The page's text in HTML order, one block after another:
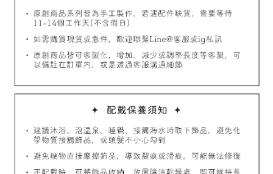
加入購物車
飾品禮物盒加價購